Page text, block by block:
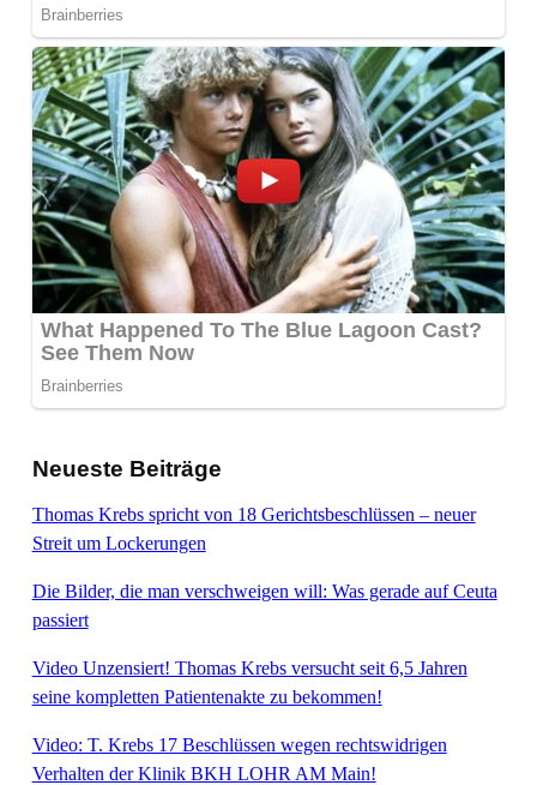
Neueste Beiträge
Thomas Krebs spricht von 18 Gerichtsbeschlüssen – neuer
Streit um Lockerungen
Die Bilder, die man verschweigen will: Was gerade auf Ceuta
passiert
Video Unzensiert! Thomas Krebs versucht seit 6,5 Jahren
seine kompletten Patientenakte zu bekommen!
Video: T. Krebs 17 Beschlüssen wegen rechtswidrigen
Verhalten der Klinik BKH LOHR AM Main!